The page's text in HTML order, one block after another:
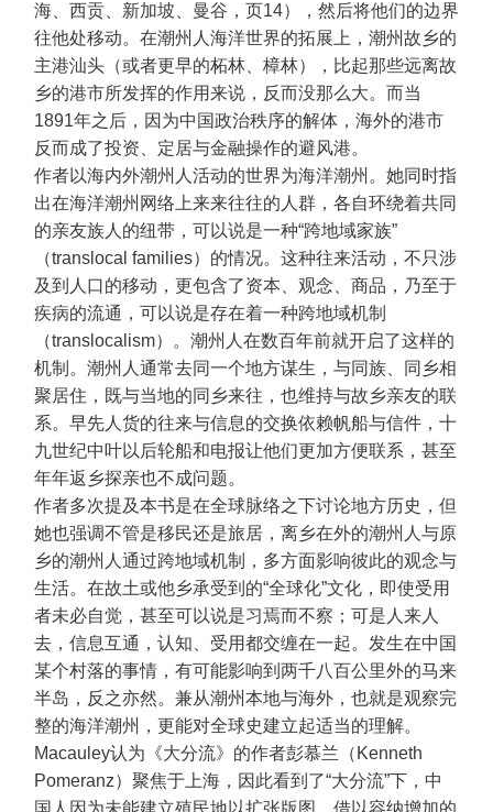
海、西贡、新加坡、曼谷，页14），然后将他们的边界
往他处移动。在潮州人海洋世界的拓展上，潮州故乡的
主港汕头（或者更早的柘林、樟林），比起那些远离故
乡的港市所发挥的作用来说，反而没那么大。而当
1891年之后，因为中国政治秩序的解体，海外的港市
反而成了投资、定居与金融操作的避风港。
作者以海内外潮州人活动的世界为海洋潮州。她同时指
出在海洋潮州网络上来来往往的人群，各自环绕着共同
的亲友族人的纽带，可以说是一种“跨地域家族”
（translocal families）的情况。这种往来活动，不只涉
及到人口的移动，更包含了资本、观念、商品，乃至于
疾病的流通，可以说是存在着一种跨地域机制
（translocalism）。潮州人在数百年前就开启了这样的
机制。潮州人通常去同一个地方谋生，与同族、同乡相
聚居住，既与当地的同乡来往，也维持与故乡亲友的联
系。早先人货的往来与信息的交换依赖帆船与信件，十
九世纪中叶以后轮船和电报让他们更加方便联系，甚至
年年返乡探亲也不成问题。
作者多次提及本书是在全球脉络之下讨论地方历史，但
她也强调不管是移民还是旅居，离乡在外的潮州人与原
乡的潮州人通过跨地域机制，多方面影响彼此的观念与
生活。在故土或他乡承受到的“全球化”文化，即使受用
者未必自觉，甚至可以说是习焉而不察；可是人来人
去，信息互通，认知、受用都交缠在一起。发生在中国
某个村落的事情，有可能影响到两千八百公里外的马来
半岛，反之亦然。兼从潮州本地与海外，也就是观察完
整的海洋潮州，更能对全球史建立起适当的理解。
Macauley认为《大分流》的作者彭慕兰（Kenneth
Pomeranz）聚焦于上海，因此看到了“大分流”下，中
国人因为未能建立殖民地以扩张版图，借以容纳增加的